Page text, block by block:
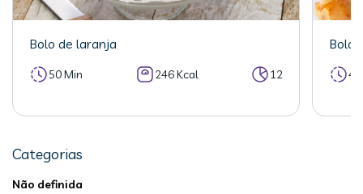
Bolo de laranja
50 Min 246 Kcal 12
Bolo
Categorias
Não definida